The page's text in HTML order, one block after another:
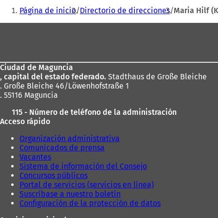
electrónico
b
r
u
a
n
v
a
a
Estás
aquí:
Página de inicio Directorio de direcciones Maria Hilf
pies
Ciudad de Maguncia
, capital del estado federado. Stadthaus de Große Bleiche
. Große Bleiche 46/Löwenhofstraße 1
. 55116 Maguncia
115 - Número de teléfono de la administración
Acceso rápido
Organización administrativa
Comunicados de prensa
Vacantes
Sistema de información del Consejo
Concursos públicos
Portal de servicios (servicios en línea)
Suscríbase a nuestro boletín
Configuración de la protección de datos